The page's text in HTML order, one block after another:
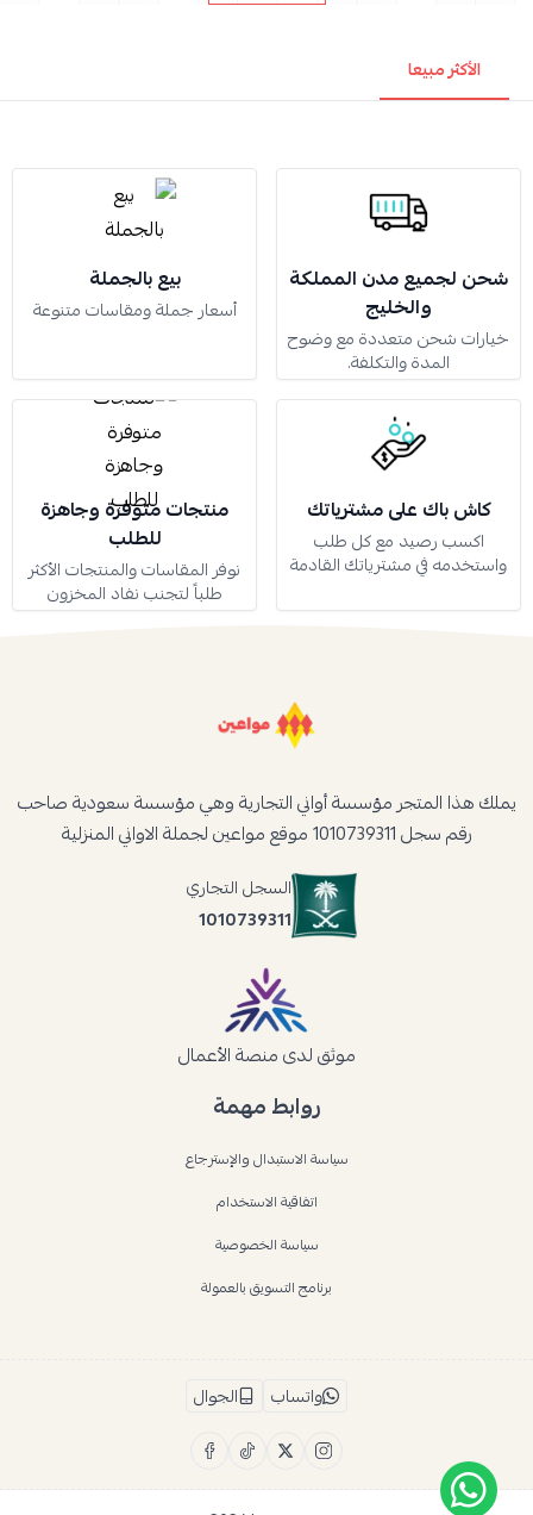
الأكثر مبيعا
شحن لجميع مدن المملكة
والخليج
خيارات شحن متعددة مع وضوح
المدة والتكلفة.
بيع بالجملة
أسعار جملة ومقاسات متنوعة
كاش باك على مشترياتك
اكسب رصيد مع كل طلب
واستخدمه في مشترياتك القادمة
منتجات متوفرة وجاهزة
للطلب
نوفر المقاسات والمنتجات الأكثر
طلباً لتجنب نفاد المخزون
روابط مهمة
سياسة الاستبدال والإسترجاع
اتفاقية الاستخدام
سياسة الخصوصية
برنامج التسويق بالعمولة
يملك هذا المتجر مؤسسة أواني التجارية وهي مؤسسة سعودية صاحب
رقم سجل 1010739311 موقع مواعين لجملة الاواني المنزلية
السجل التجاري
1010739311
موثق لدى منصة الأعمال
واتساب الجوال